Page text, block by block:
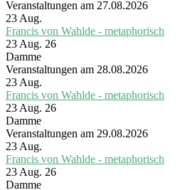
Veranstaltungen am 27.08.2026
23Aug.
Francis von Wahlde - metaphorisch
23 Aug. 26
Damme
Veranstaltungen am 28.08.2026
23Aug.
Francis von Wahlde - metaphorisch
23 Aug. 26
Damme
Veranstaltungen am 29.08.2026
23Aug.
Francis von Wahlde - metaphorisch
23 Aug. 26
Damme